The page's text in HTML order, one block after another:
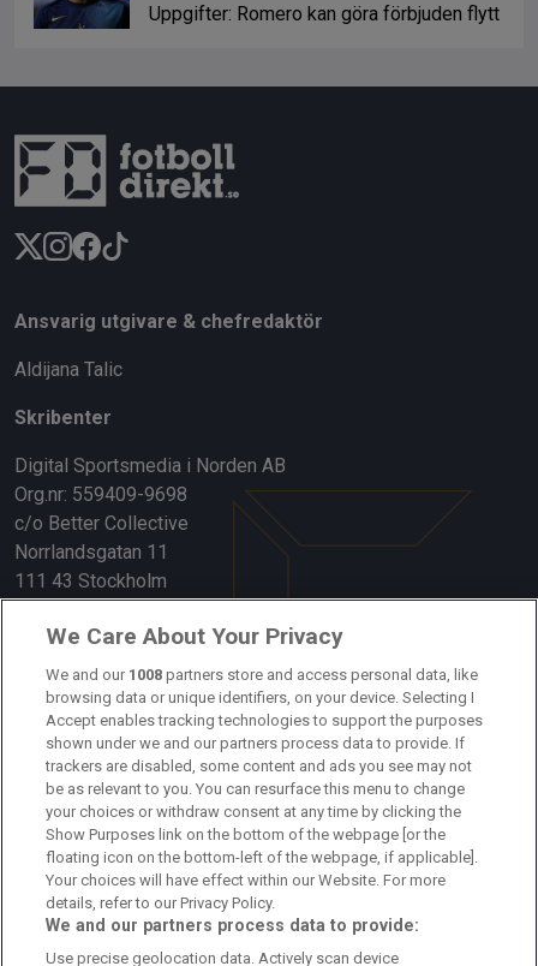
Uppgifter: Romero kan göra förbjuden flytt
Ansvarig utgivare & chefredaktör
Aldijana Talic
Skribenter
Digital Sportsmedia i Norden AB
Org.nr: 559409-9698
c/o Better Collective
Norrlandsgatan 11
111 43 Stockholm
Länkar
Om oss
Kontakta oss
Kundtjänst
Sponsor: Rekatochklart
Annonsera på Fotbolldirekt
Redaktionell policy
We Care About Your Privacy
We and our 1008 partners store and access personal data, like
browsing data or unique identifiers, on your device. Selecting I
Accept enables tracking technologies to support the purposes
shown under we and our partners process data to provide. If
trackers are disabled, some content and ads you see may not
be as relevant to you. You can resurface this menu to change
your choices or withdraw consent at any time by clicking the
Show Purposes link on the bottom of the webpage [or the
floating icon on the bottom-left of the webpage, if applicable].
Your choices will have effect within our Website. For more
details, refer to our Privacy Policy.
We and our partners process data to provide:
Use precise geolocation data. Actively scan device